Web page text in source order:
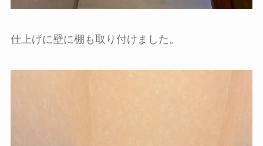
仕上げに壁に棚も取り付けました。